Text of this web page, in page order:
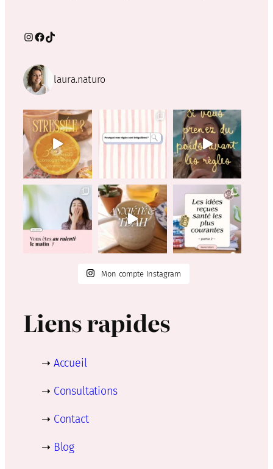
Instagram Facebook TikTok
laura.naturo
Mon compte Instagram
Liens rapides
➝ Accueil
➝ Consultations
➝ Contact
➝ Blog